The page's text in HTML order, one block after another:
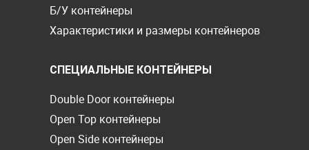
Б/У контейнеры
Характеристики и размеры контейнеров
СПЕЦИАЛЬНЫЕ КОНТЕЙНЕРЫ
Double Door контейнеры
Open Top контейнеры
Open Side контейнеры